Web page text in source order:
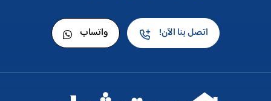
اتصل بنا الآن! واتساب